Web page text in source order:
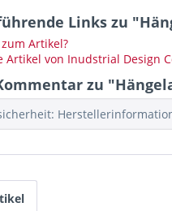
Links zu
Artikel?
Artikel von Inudstrial Design
zu